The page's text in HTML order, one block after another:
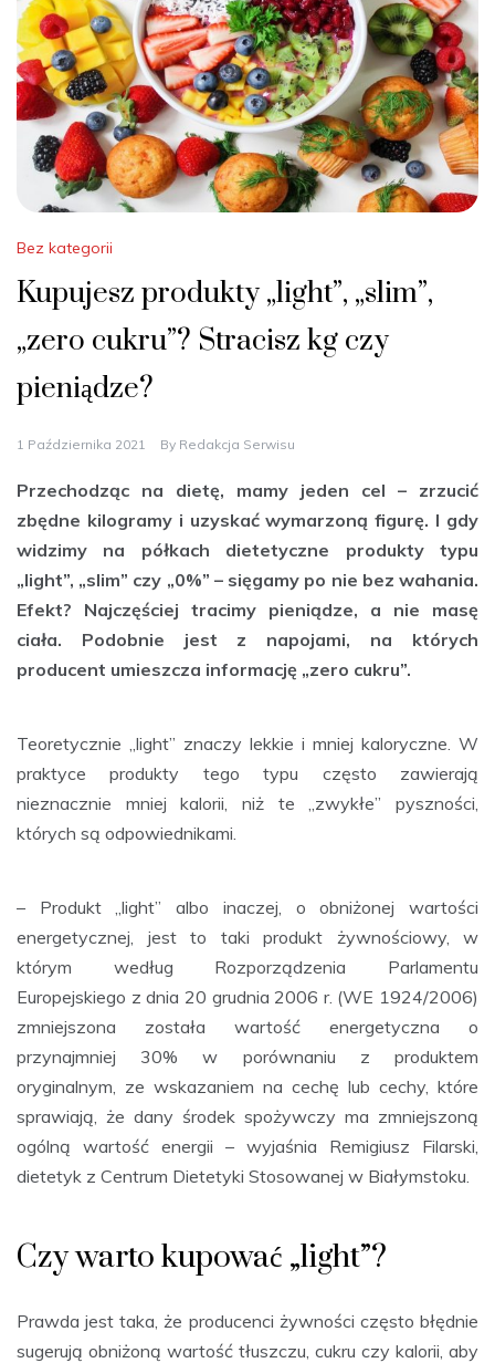
Bez kategorii
Kupujesz produkty „light”, „slim”,
„zero cukru”? Stracisz kg czy
pieniądze?
1 Października 2021 By Redakcja Serwisu
Przechodząc na dietę, mamy jeden cel – zrzucić
zbędne kilogramy i uzyskać wymarzoną figurę. I gdy
widzimy na półkach dietetyczne produkty typu
„light”, „slim” czy „0%” – sięgamy po nie bez wahania.
Efekt? Najczęściej tracimy pieniądze, a nie masę
ciała. Podobnie jest z napojami, na których
producent umieszcza informację „zero cukru”.
Teoretycznie „light” znaczy lekkie i mniej kaloryczne. W
praktyce produkty tego typu często zawierają
nieznacznie mniej kalorii, niż te „zwykłe” pyszności,
których są odpowiednikami.
– Produkt „light” albo inaczej, o obniżonej wartości
energetycznej, jest to taki produkt żywnościowy, w
którym według Rozporządzenia Parlamentu
Europejskiego z dnia 20 grudnia 2006 r. (WE 1924/2006)
zmniejszona została wartość energetyczna o
przynajmniej 30% w porównaniu z produktem
oryginalnym, ze wskazaniem na cechę lub cechy, które
sprawiają, że dany środek spożywczy ma zmniejszoną
ogólną wartość energii – wyjaśnia Remigiusz Filarski,
dietetyk z Centrum Dietetyki Stosowanej w Białymstoku.
Czy warto kupować „light”?
Prawda jest taka, że producenci żywności często błędnie
sugerują obniżoną wartość tłuszczu, cukru czy kalorii, aby